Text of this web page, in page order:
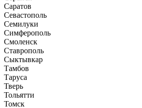
Саратов
Севастополь
Семилуки
Симферополь
Смоленск
Ставрополь
Сыктывкар
Тамбов
Таруса
Тверь
Тольятти
Томск